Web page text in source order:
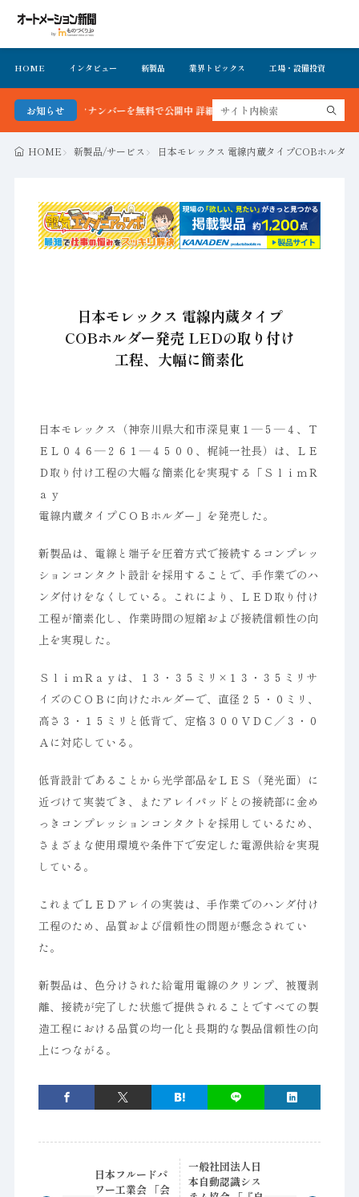
HOME インタビュー 新製品 業界トピックス 工場・設備投資
お知らせ
＆バックナンバーを無料で公開中 詳細はこちら
HOME 新製品/サービス 日本モレックス 電線内蔵タイプCOBホルダ
日本モレックス 電線内蔵タイプ
COBホルダー発売 LEDの取り付け
工程、大幅に簡素化
日本モレックス（神奈川県大和市深見東１―５―４、Ｔ
ＥＬ０４６―２６１―４５００、梶純一社長）は、ＬＥ
Ｄ取り付け工程の大幅な簡素化を実現する「ＳｌｉｍＲ
ａｙ
電線内蔵タイプＣＯＢホルダー」を発売した。
新製品は、電線と端子を圧着方式で接続するコンプレッ
ションコンタクト設計を採用することで、手作業でのハ
ンダ付けをなくしている。これにより、ＬＥＤ取り付け
工程が簡素化し、作業時間の短縮および接続信頼性の向
上を実現した。
ＳｌｉｍＲａｙは、１３・３５ミリ×１３・３５ミリサ
イズのＣＯＢに向けたホルダーで、直径２５・０ミリ、
高さ３・１５ミリと低背で、定格３００ＶＤＣ／３・０
Ａに対応している。
低背設計であることから光学部品をＬＥＳ（発光面）に
近づけて実装でき、またアレイパッドとの接続部に金め
っきコンプレッションコンタクトを採用しているため、
さまざまな使用環境や条件下で安定した電源供給を実現
している。
これまでＬＥＤアレイの実装は、手作業でのハンダ付け
工程のため、品質および信頼性の問題が懸念されてい
た。
新製品は、色分けされた給電用電線のクリンプ、被覆剥
離、接続が完了した状態で提供されることですべての製
造工程における品質の均一化と長期的な製品信頼性の向
上につながる。
日本フルードパ
ワー工業会 「会
一般社団法人日
本自動認識シス